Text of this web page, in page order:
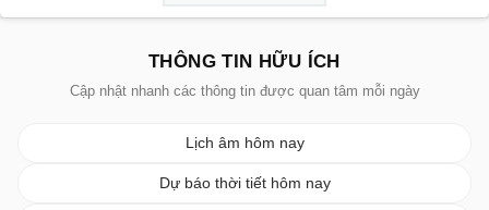
THÔNG TIN HỮU ÍCH
Cập nhật nhanh các thông tin được quan tâm mỗi ngày
Lịch âm hôm nay
Dự báo thời tiết hôm nay